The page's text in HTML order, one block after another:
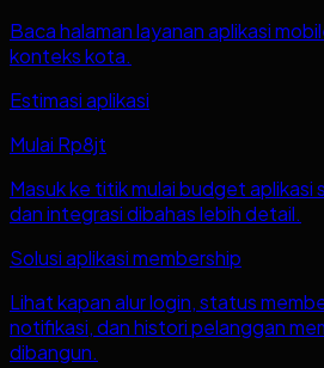
Baca halaman layanan aplikasi
konteks kota.
Estimasi aplikasi
Mulai Rp8jt
Masuk ke titik mulai budget aplikasi
dan integrasi dibahas lebih detail.
Solusi aplikasi membership
Lihat kapan alur login, status
notifikasi, dan histori pelanggan
dibangun.